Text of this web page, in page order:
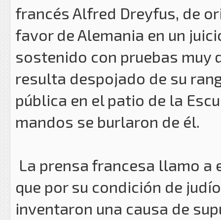
francés Alfred Dreyfus, de
favor de Alemania en un
sostenido con pruebas muy
resulta despojado de su
pública en el patio de la
mandos se burlaron de él.
La prensa francesa llamo a
que por su condición de
inventaron una causa de